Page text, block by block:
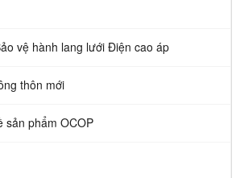
vệ hành lang lưới Điện cao áp
thôn mới
sản phẩm OCOP